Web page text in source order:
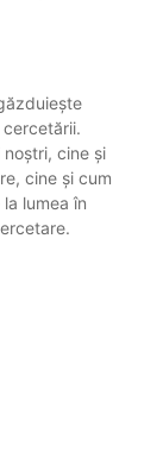
cine și
cine și cum
lumea în